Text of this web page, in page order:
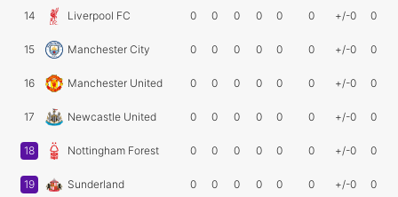
14 Liverpool FC 0 0 0 0 0 0 +/-0 0
15 Manchester City 0 0 0 0 0 0 +/-0 0
16 Manchester United 0 0 0 0 0 0 +/-0 0
17 Newcastle United 0 0 0 0 0 0 +/-0 0
18 Nottingham Forest 0 0 0 0 0 0 +/-0 0
19 Sunderland 0 0 0 0 0 0 +/-0 0